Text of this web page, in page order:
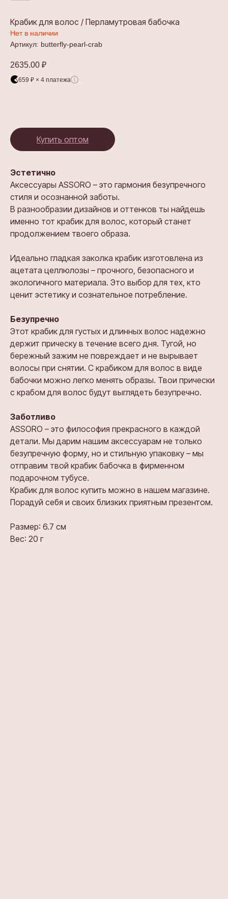
Крабик для волос / Перламутровая бабочка
Нет в наличии
Артикул: butterfly-pearl-crab
2635.00 ₽
659 ₽ × 4 платежа
Купить оптом
Эстетично
Аксессуары ASSORO – это гармония безупречного
стиля и осознанной заботы.
В разнообразии дизайнов и оттенков ты найдешь
именно тот крабик для волос, который станет
продолжением твоего образа.
Идеально гладкая заколка крабик изготовлена из
ацетата целлюлозы – прочного, безопасного и
экологичного материала. Это выбор для тех, кто
ценит эстетику и сознательное потребление.
Безупречно
Этот крабик для густых и длинных волос надежно
держит прическу в течение всего дня. Тугой, но
бережный зажим не повреждает и не вырывает
волосы при снятии. С крабиком для волос в виде
бабочки можно легко менять образы. Твои прически
с крабом для волос будут выглядеть безупречно.
Заботливо
ASSORO – это философия прекрасного в каждой
детали. Мы дарим нашим аксессуарам не только
безупречную форму, но и стильную упаковку – мы
отправим твой крабик бабочка в фирменном
подарочном тубусе.
Крабик для волос купить можно в нашем магазине.
Порадуй себя и своих близких приятным презентом.
Размер: 6.7 см
Вес: 20 г